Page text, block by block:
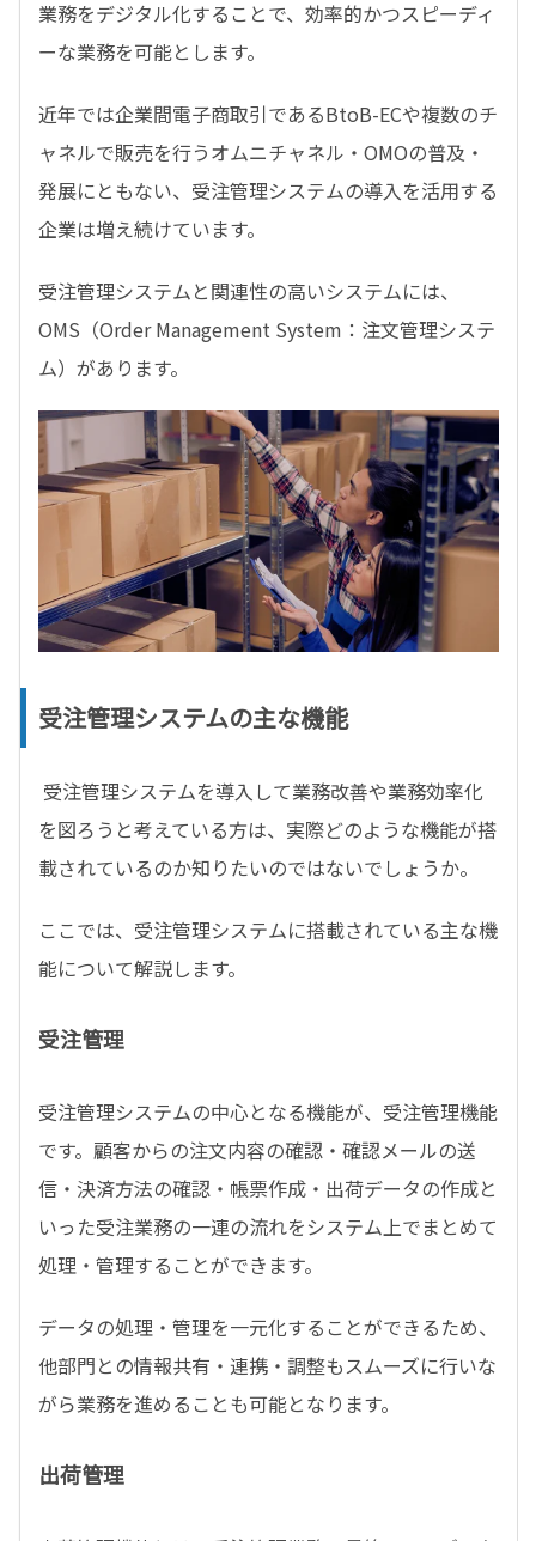
業務をデジタル化することで、効率的かつスピーディ
ーな業務を可能とします。
近年では企業間電子商取引であるBtoB-ECや複数のチ
ャネルで販売を行うオムニチャネル・OMOの普及・
発展にともない、受注管理システムの導入を活用する
企業は増え続けています。
受注管理システムと関連性の高いシステムには、
OMS（Order Management System：注文管理システ
ム）があります。
受注管理システムの主な機能
受注管理システムを導入して業務改善や業務効率化
を図ろうと考えている方は、実際どのような機能が搭
載されているのか知りたいのではないでしょうか。
ここでは、受注管理システムに搭載されている主な機
能について解説します。
受注管理
受注管理システムの中心となる機能が、受注管理機能
です。顧客からの注文内容の確認・確認メールの送
信・決済方法の確認・帳票作成・出荷データの作成と
いった受注業務の一連の流れをシステム上でまとめて
処理・管理することができます。
データの処理・管理を一元化することができるため、
他部門との情報共有・連携・調整もスムーズに行いな
がら業務を進めることも可能となります。
出荷管理